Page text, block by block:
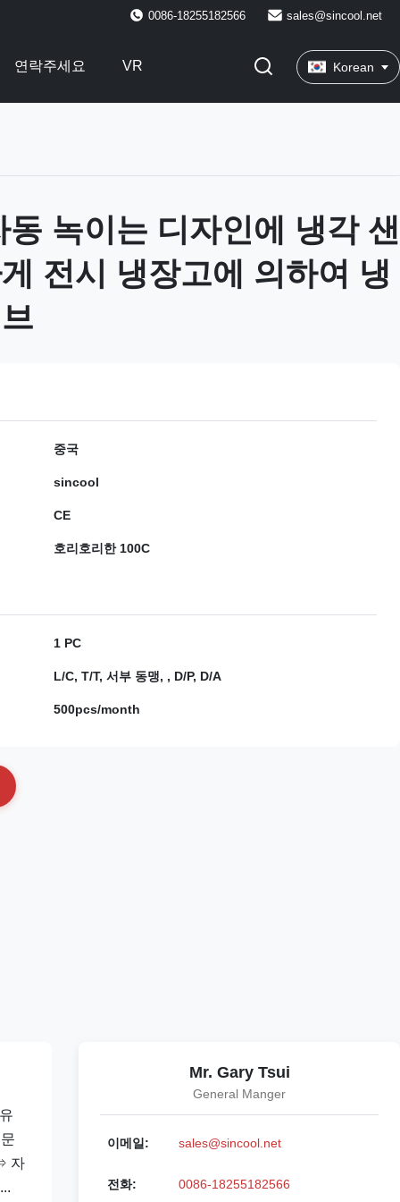
0086-18255182566 sales@sincool.net
연락주세요 VR Korean
녹이는 디자인에 냉각 샌
전시 냉장고에 의하여 냉
중국
sincool
CE
호리호리한 100C
1 PC
L/C, T/T, 서부 동맹, , D/P, D/A
500pcs/month
자
Mr. Gary Tsui
General Manger
이메일: sales@sincool.net
전화: 0086-18255182566